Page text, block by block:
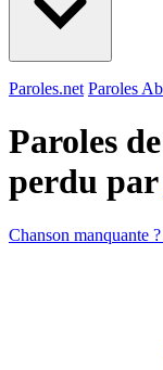
Paroles.net Paroles
Paroles
perdu par
Chanson manquante